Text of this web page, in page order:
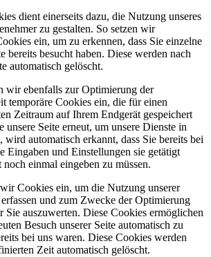
dient einerseits dazu, die Nutzung unseres
zu gestalten. So setzen wir
ein, um zu erkennen, dass Sie einzelne
bereits besucht haben. Diese werden nach
automatisch gelöscht.
wir ebenfalls zur Optimierung der
temporäre Cookies ein, die für einen
Zeitraum auf Ihrem Endgerät gespeichert
unsere Seite erneut, um unsere Dienste in
wird automatisch erkannt, dass Sie bereits bei
Eingaben und Einstellungen sie getätigt
einmal eingeben zu müssen.
Cookies ein, um die Nutzung unserer
und zum Zwecke der Optimierung
Sie auszuwerten. Diese Cookies ermöglichen
Besuch unserer Seite automatisch zu
bei uns waren. Diese Cookies werden
Zeit automatisch gelöscht.